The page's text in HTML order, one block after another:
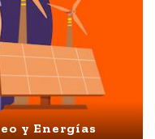
y Energías